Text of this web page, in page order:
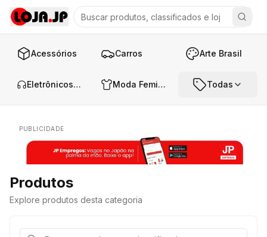
Acessórios Carros Arte Brasil
Eletrônicos e Áudio Moda Feminina Todas
PUBLICIDADE
Produtos
Explore produtos desta categoria